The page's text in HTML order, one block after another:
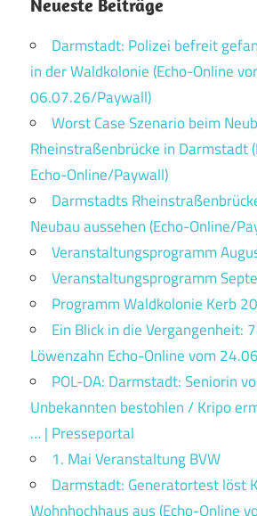
Neueste Beiträge
Darmstadt: Polizei befreit
in der Waldkolonie (Echo-Online
06.07.26/Paywall)
Worst Case Szenario beim
Rheinstraßenbrücke in Darmstadt
Echo-Online/Paywall)
Darmstadts
Neubau aussehen (Echo-Online/
Veranstaltungsprogramm
Veranstaltungsprogramm
Programm Waldkolonie Kerb
Ein Blick in die Vergangenheit:
Löwenzahn Echo-Online vom
POL-DA: Darmstadt: Seniorin
Unbekannten bestohlen / Kripo
… | Presseportal
1. Mai Veranstaltung BVW
Darmstadt: Generatortest löst
Wohnhochhaus aus (Echo-Online